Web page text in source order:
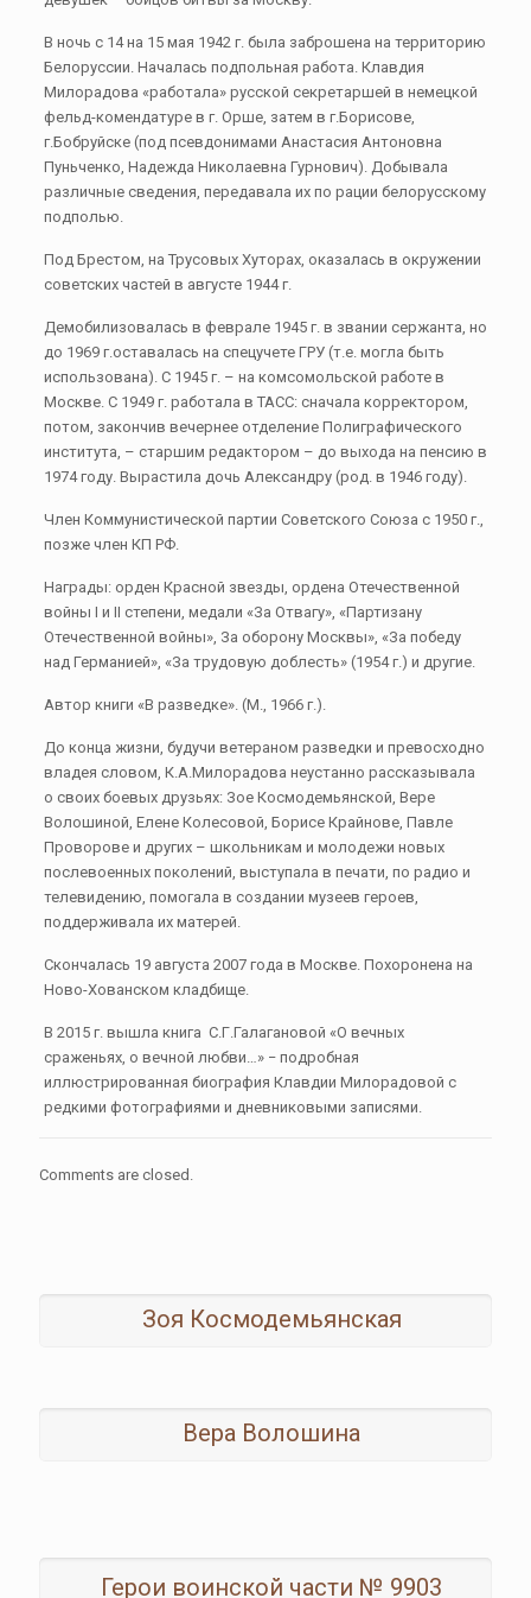
В ночь с 14 на 15 мая 1942 г. была заброшена на территорию
Белоруссии. Началась подпольная работа. Клавдия
Милорадова «работала» русской секретаршей в немецкой
фельд-комендатуре в г. Орше, затем в г.Борисове,
г.Бобруйске (под псевдонимами Анастасия Антоновна
Пуньченко, Надежда Николаевна Гурнович). Добывала
различные сведения, передавала их по рации белорусскому
подполью.
Под Брестом, на Трусовых Хуторах, оказалась в окружении
советских частей в августе 1944 г.
Демобилизовалась в феврале 1945 г. в звании сержанта, но
до 1969 г.оставалась на спецучете ГРУ (т.е. могла быть
использована). С 1945 г. – на комсомольской работе в
Москве. С 1949 г. работала в ТАСС: сначала корректором,
потом, закончив вечернее отделение Полиграфического
института, – старшим редактором – до выхода на пенсию в
1974 году. Вырастила дочь Александру (род. в 1946 году).
Член Коммунистической партии Советского Союза c 1950 г.,
позже член КП РФ.
Награды: орден Красной звезды, ордена Отечественной
войны I и II степени, медали «За Отвагу», «Партизану
Отечественной войны», За оборону Москвы», «За победу
над Германией», «За трудовую доблесть» (1954 г.) и другие.
Автор книги «В разведке». (М., 1966 г.).
До конца жизни, будучи ветераном разведки и превосходно
владея словом, К.А.Милорадова неустанно рассказывала
о своих боевых друзьях: Зое Космодемьянской, Вере
Волошиной, Елене Колесовой, Борисе Крайнове, Павле
Проворове и других – школьникам и молодежи новых
послевоенных поколений, выступала в печати, по радио и
телевидению, помогала в создании музеев героев,
поддерживала их матерей.
Скончалась 19 августа 2007 года в Москве. Похоронена на
Ново-Хованском кладбище.
В 2015 г. вышла книга С.Г.Галагановой «О вечных
сраженьях, о вечной любви…» − подробная
иллюстрированная биография Клавдии Милорадовой с
редкими фотографиями и дневниковыми записями.
Comments are closed.
Зоя Космодемьянская
Вера Волошина
Герои воинской части № 9903